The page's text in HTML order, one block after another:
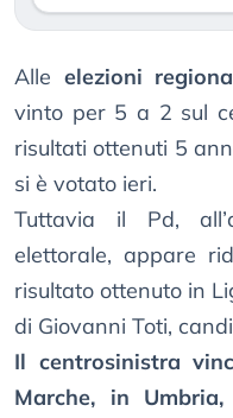
Alle elezioni
vinto per 5 a 2 sul
risultati ottenuti 5
si è votato ieri.
Tuttavia il Pd,
elettorale, appare
risultato ottenuto in
di Giovanni Toti,
Il centrosinistra
Marche, in